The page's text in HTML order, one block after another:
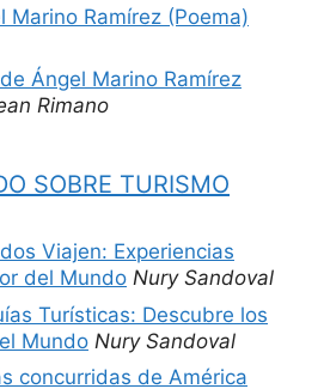
Marino Ramírez (Poema)
Ángel Marino Ramírez
Rimano
SOBRE TURISMO
Viajen: Experiencias
del Mundo Nury Sandoval
Turísticas: Descubre los
Mundo Nury Sandoval
concurridas de América